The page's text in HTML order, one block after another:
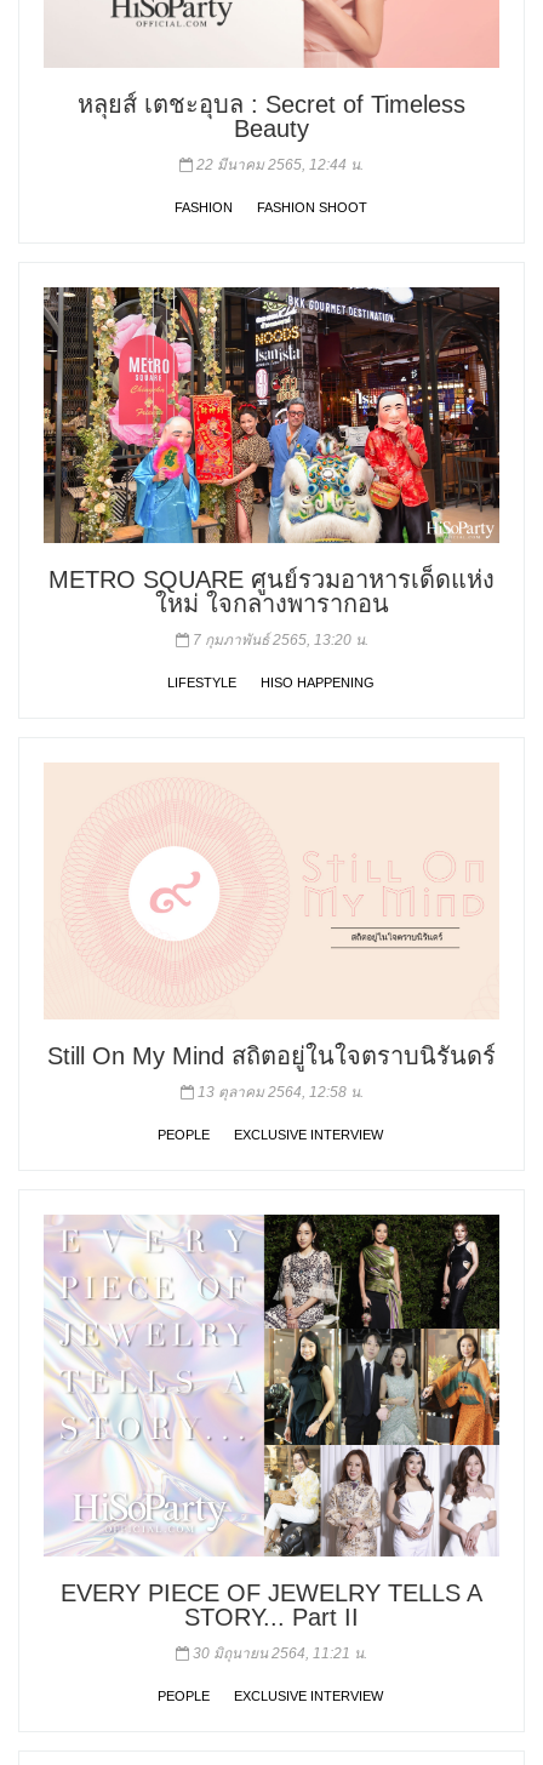
หลุยส์ เตชะอุบล : Secret of Timeless
Beauty
22 มีนาคม 2565, 12:44 น.
FASHION FASHION SHOOT
METRO SQUARE ศูนย์รวมอาหารเด็ดแห่ง
ใหม่ ใจกลางพารากอน
7 กุมภาพันธ์ 2565, 13:20 น.
LIFESTYLE HISO HAPPENING
Still On My Mind สถิตอยู่ในใจตราบนิรันดร์
13 ตุลาคม 2564, 12:58 น.
PEOPLE EXCLUSIVE INTERVIEW
EVERY PIECE OF JEWELRY TELLS A
STORY... Part II
30 มิถุนายน 2564, 11:21 น.
PEOPLE EXCLUSIVE INTERVIEW